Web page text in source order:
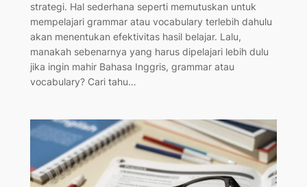
strategi. Hal sederhana seperti memutuskan untuk
mempelajari grammar atau vocabulary terlebih dahulu
akan menentukan efektivitas hasil belajar. Lalu,
manakah sebenarnya yang harus dipelajari lebih dulu
jika ingin mahir Bahasa Inggris, grammar atau
vocabulary? Cari tahu…